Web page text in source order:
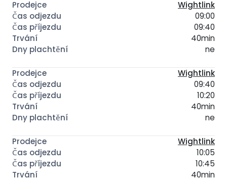
Wightlink
09:00
09:40
40min
ne
Wightlink
09:40
10:20
40min
ne
Wightlink
10:05
10:45
40min